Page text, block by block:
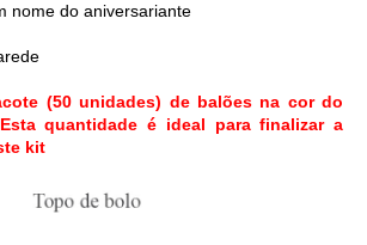
nome do aniversariante
(50 unidades) de balões na cor do
quantidade é ideal para finalizar a
kit